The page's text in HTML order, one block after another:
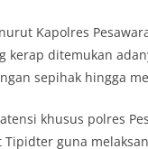
Kapolres
kerap ditemukan
sepihak hingga
khusus polres
guna